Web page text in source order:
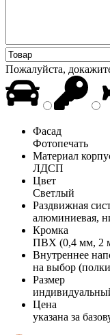
Пожалуйста,
Фасад
Фотопечать
Материал
ЛДСП
Цвет
Светлый
Раздвижная
алюминиевая,
Кромка
ПВХ (0,4 мм, 2
Внутреннее
на выбор
Размер
Цена
указана за